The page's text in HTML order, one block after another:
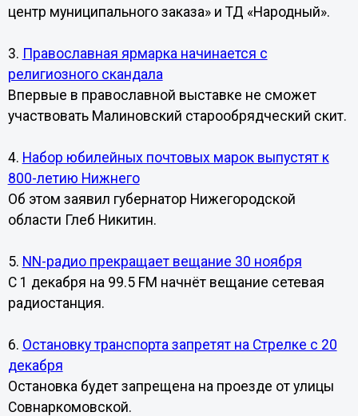
центр муниципального заказа» и ТД «Народный».
3. Православная ярмарка начинается с
религиозного скандала
Впервые в православной выставке не сможет
участвовать Малиновский старообрядческий скит.
4. Набор юбилейных почтовых марок выпустят к
800-летию Нижнего
Об этом заявил губернатор Нижегородской
области Глеб Никитин.
5. NN-радио прекращает вещание 30 ноября
С 1 декабря на 99.5 FM начнёт вещание сетевая
радиостанция.
6. Остановку транспорта запретят на Стрелке с 20
декабря
Остановка будет запрещена на проезде от улицы
Совнаркомовской.